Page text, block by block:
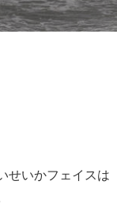
せいかフェイスは